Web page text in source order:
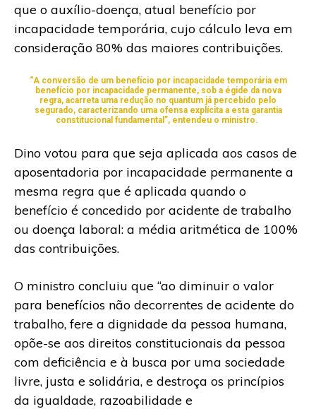
que o auxílio-doença, atual benefício por
incapacidade temporária, cujo cálculo leva em
consideração 80% das maiores contribuições.
“A conversão de um benefício por incapacidade temporária em
benefício por incapacidade permanente, sob a égide da nova
regra, acarreta uma redução no quantum já percebido pelo
segurado, caracterizando uma ofensa explícita a esta garantia
constitucional fundamental”, entendeu o ministro.
Dino votou para que seja aplicada aos casos de
aposentadoria por incapacidade permanente a
mesma regra que é aplicada quando o
benefício é concedido por acidente de trabalho
ou doença laboral: a média aritmética de 100%
das contribuições.
O ministro concluiu que “ao diminuir o valor
para benefícios não decorrentes de acidente do
trabalho, fere a dignidade da pessoa humana,
opõe-se aos direitos constitucionais da pessoa
com deficiência e à busca por uma sociedade
livre, justa e solidária, e destroça os princípios
da igualdade, razoabilidade e